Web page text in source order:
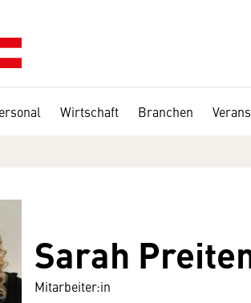
Wirtschaft Branchen
Sarah
Mitarbeiter:in